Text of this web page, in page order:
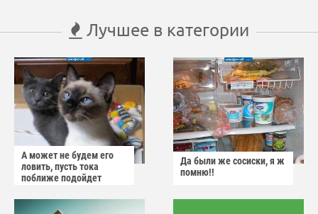
Лучшее в категории
А может не будем его
ловить, пусть тока
поближе подойдет
Да были же сосиски, я ж
помню!!